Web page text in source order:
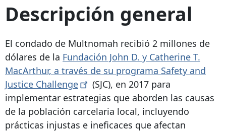
Descripción general
El condado de Multnomah recibió 2 millones de
dólares de la Fundación John D. y Catherine T.
MacArthur, a través de su programa Safety and
Justice Challenge
(SJC), en 2017 para
implementar estrategias que aborden las causas
de la población carcelaria local, incluyendo
prácticas injustas e ineficaces que afectan